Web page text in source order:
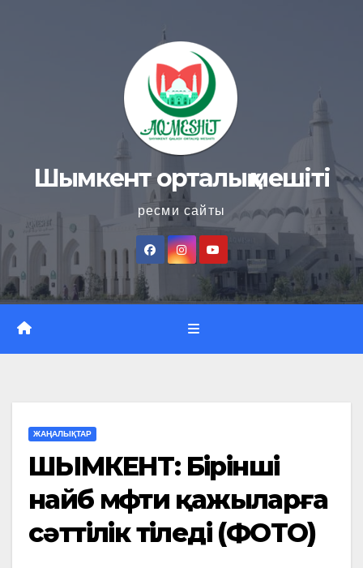
Шымкент орталық мешіті
ресми сайты
ЖАҢАЛЫҚТАР
ШЫМКЕНТ: Бірінші
найб мүфти қажыларға
сәттілік тіледі (ФОТО)